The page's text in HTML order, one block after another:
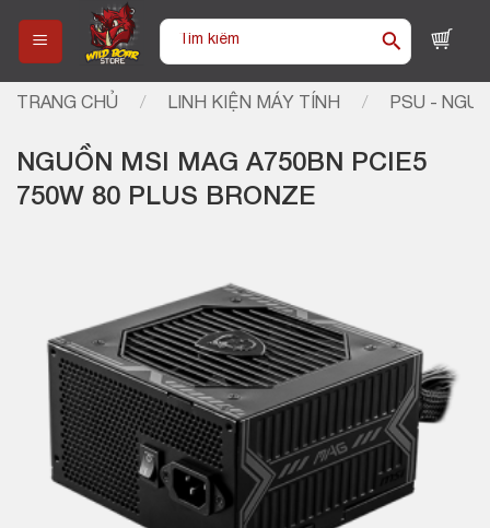
content
Tìm
TRANG CHỦ / LINH KIỆN MÁY TÍNH / PSU -
NGUỒN MSI MAG A750BN PCIE5
750W 80 PLUS BRONZE